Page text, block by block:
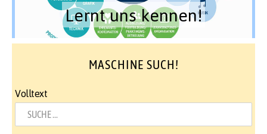
Lernt uns kennen!
MASCHINE SUCH!
Volltext